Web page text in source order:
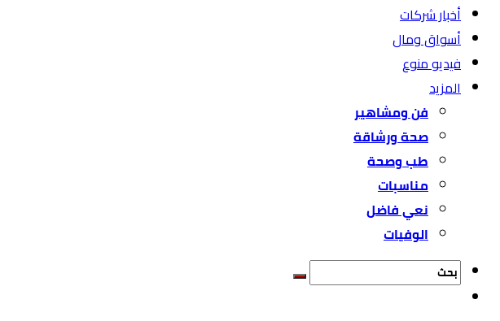
أخبار شركات
أسواق ومال
فيديو منوع
المزيد
فن ومشاهير
صحة ورشاقة
طب وصحة
مناسبات
نعي فاضل
الوفيات